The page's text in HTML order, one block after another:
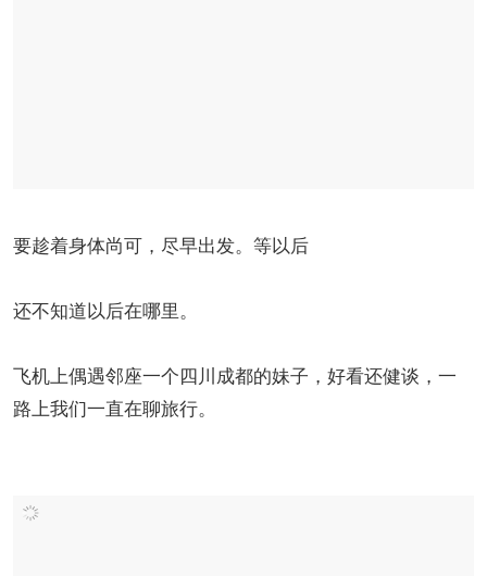
要趁着身体尚可，尽早出发。等以后
还不知道以后在哪里。
飞机上偶遇邻座一个四川成都的妹子，好看还健谈，一
路上我们一直在聊旅行。